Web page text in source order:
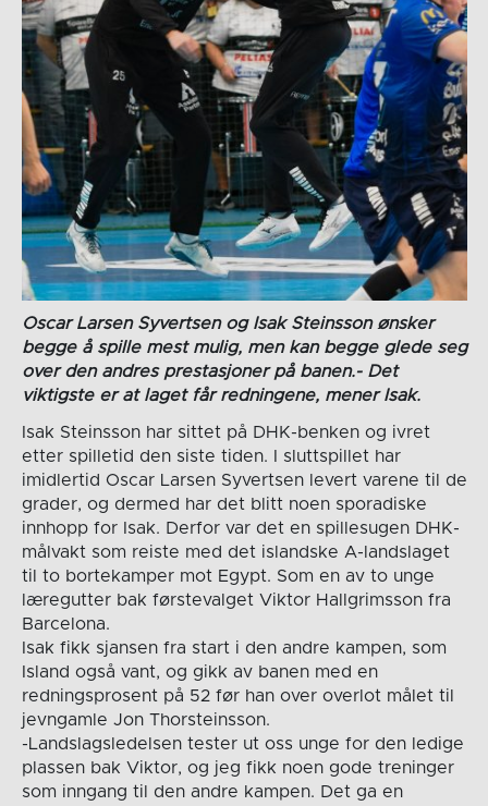
Oscar Larsen Syvertsen og Isak Steinsson ønsker
begge å spille mest mulig, men kan begge glede seg
over den andres prestasjoner på banen.- Det
viktigste er at laget får redningene, mener Isak.
Isak Steinsson har sittet på DHK-benken og ivret
etter spilletid den siste tiden. I sluttspillet har
imidlertid Oscar Larsen Syvertsen levert varene til de
grader, og dermed har det blitt noen sporadiske
innhopp for Isak. Derfor var det en spillesugen DHK-
målvakt som reiste med det islandske A-landslaget
til to bortekamper mot Egypt. Som en av to unge
læregutter bak førstevalget Viktor Hallgrimsson fra
Barcelona.
Isak fikk sjansen fra start i den andre kampen, som
Island også vant, og gikk av banen med en
redningsprosent på 52 før han over overlot målet til
jevngamle Jon Thorsteinsson.
-Landslagsledelsen tester ut oss unge for den ledige
plassen bak Viktor, og jeg fikk noen gode treninger
som inngang til den andre kampen. Det ga en